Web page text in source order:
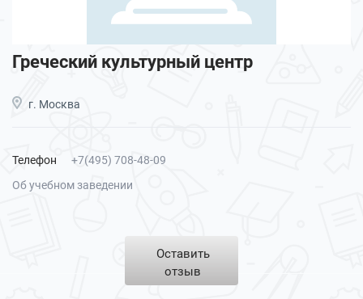
Греческий культурный центр
г. Москва
Телефон
+7(495) 708-48-09
Об учебном заведении
Оставить
отзыв